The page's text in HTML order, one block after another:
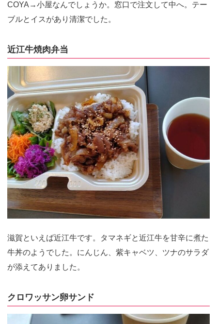
COYA→小屋なんでしょうか。窓口で注文して中へ。テー
ブルとイスがあり清潔でした。
近江牛焼肉弁当
滋賀といえば近江牛です。タマネギと近江牛を甘辛に煮た
牛丼のようでした。にんじん、紫キャベツ、ツナのサラダ
が添えてありました。
クロワッサン卵サンド